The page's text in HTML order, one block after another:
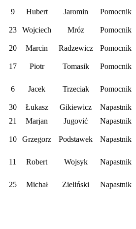
9 Hubert Jaromin Pomocnik
23 Wojciech Mróz Pomocnik
20 Marcin Radzewicz Pomocnik
17 Piotr Tomasik Pomocnik
6 Jacek Trzeciak Pomocnik
30 Łukasz Gikiewicz Napastnik
21
Marjan Jugović Napastnik
10 Grzegorz Podstawek Napastnik
11 Robert Wojsyk Napastnik
25 Michał Zieliński Napastnik